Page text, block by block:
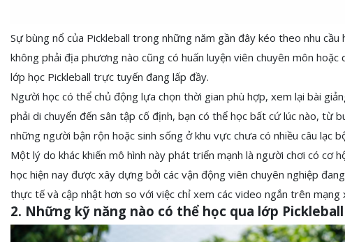
Sự bùng nổ của Pickleball trong những năm gần đây kéo theo nhu
không phải địa phương nào cũng có huấn luyện viên chuyên môn
lớp học Pickleball trực tuyến đang lấp đầy.
Người học có thể chủ động lựa chọn thời gian phù hợp, xem lại bài
phải di chuyển đến sân tập cố định, bạn có thể học bất cứ lúc nào, từ
những người bận rộn hoặc sinh sống ở khu vực chưa có nhiều câu lạc
Một lý do khác khiến mô hình này phát triển mạnh là người chơi có cơ
học hiện nay được xây dựng bởi các vận động viên chuyên nghiệp
thực tế và cập nhật hơn so với việc chỉ xem các video ngắn trên mạng
2. Những kỹ năng nào có thể học qua lớp